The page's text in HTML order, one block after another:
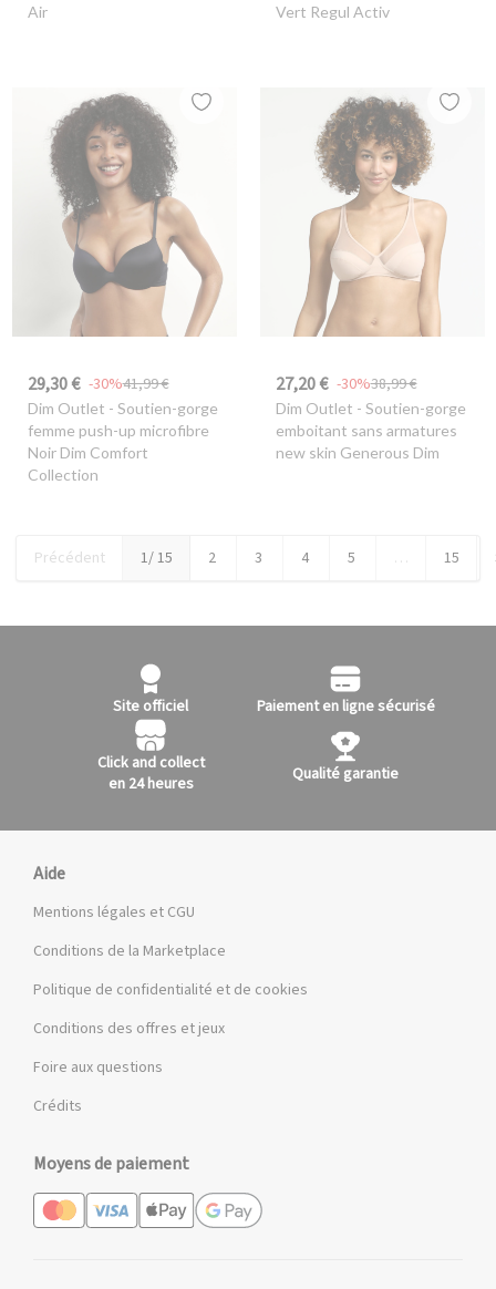
Air
Vert Regul Activ
29,30 € 41,99 €
-30%
Dim Outlet - Soutien-gorge
femme push-up microfibre
Noir Dim Comfort
Collection
27,20 € 38,99 €
-30%
Dim Outlet - Soutien-gorge
emboitant sans armatures
new skin Generous Dim
Précédent 1/ 15 2 3 4 5 … 15
Site officiel Paiement en ligne sécurisé
Click and collect
en 24 heures
Qualité garantie
Aide
Mentions légales et CGU
Conditions de la Marketplace
Politique de confidentialité et de cookies
Conditions des offres et jeux
Foire aux questions
Crédits
Moyens de paiement